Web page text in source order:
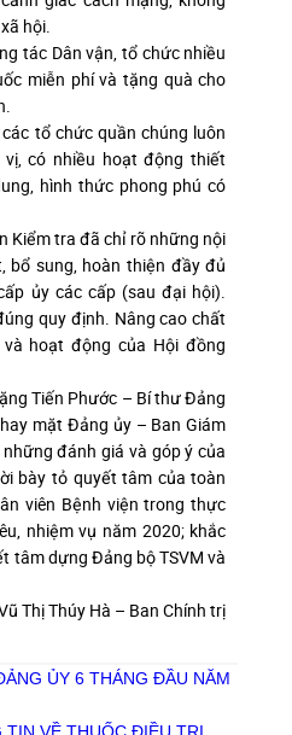
hội.
Dân vận, tổ chức nhiều
miễn phí và tặng quà cho
chức quần chúng luôn
có nhiều hoạt động thiết
hình thức phong phú có
tra đã chỉ rõ những nội
bổ sung, hoàn thiện đầy đủ
ủy các cấp (sau đại hội).
quy định. Nâng cao chất
hoạt động của Hội đồng
Tiến Phước – Bí thư Đảng
mặt Đảng ủy – Ban Giám
đánh giá và góp ý của
bày tỏ quyết tâm của toàn
viên Bệnh viện trong thực
nhiệm vụ năm 2020; khắc
tâm dựng Đảng bộ TSVM và
Thị Thúy Hà – Ban Chính trị
ỦY 6 THÁNG ĐẦU NĂM